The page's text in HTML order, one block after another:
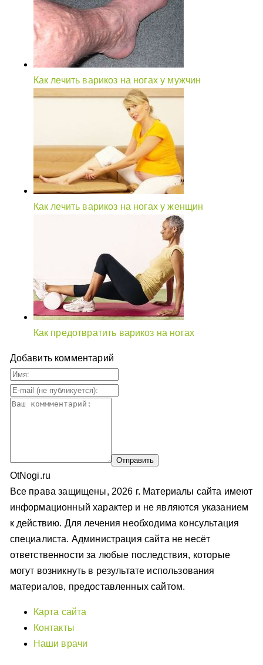
Как лечить варикоз на ногах у мужчин
Как лечить варикоз на ногах у женщин
Как предотвратить варикоз на ногах
Добавить комментарий
OtNogi.ru
Все права защищены, 2026 г. Материалы сайта имеют
информационный характер и не являются указанием
к действию. Для лечения необходима консультация
специалиста. Администрация сайта не несёт
ответственности за любые последствия, которые
могут возникнуть в результате использования
материалов, предоставленных сайтом.
Карта сайта
Контакты
Наши врачи